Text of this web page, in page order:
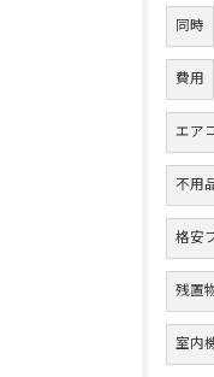
同時
費用
エア
不用
格安
残置
室内